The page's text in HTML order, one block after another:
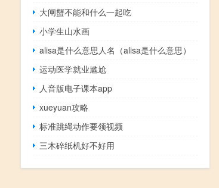
大闸蟹不能和什么一起吃
小学生山水画
alisa是什么意思人名（alisa是什么意思）
运动医学就业尴尬
人音版电子课本app
xueyuan攻略
标准跳绳动作要领视频
三木碎纸机好不好用